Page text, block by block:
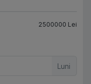
2500000 Lei
Luni